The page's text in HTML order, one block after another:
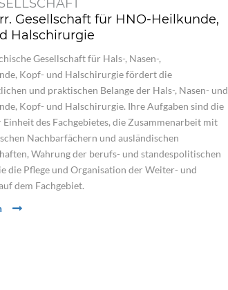
Gesellschaft für HNO-Heilkunde,
Halschirurgie
Gesellschaft für Hals-, Nasen-,
Kopf- und Halschirurgie fördert die
und praktischen Belange der Hals-, Nasen- und
Kopf- und Halschirurgie. Ihre Aufgaben sind die
Einheit des Fachgebietes, die Zusammenarbeit mit
Nachbarfächern und ausländischen
Wahrung der berufs- und standespolitischen
die Pflege und Organisation der Weiter- und
dem Fachgebiet.